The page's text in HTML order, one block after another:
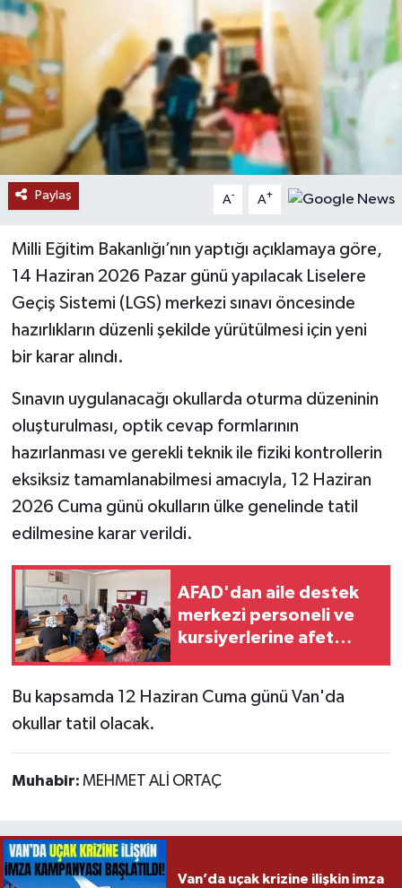
Paylaş A- A+
Milli Eğitim Bakanlığı’nın yaptığı açıklamaya göre,
14 Haziran 2026 Pazar günü yapılacak Liselere
Geçiş Sistemi (LGS) merkezi sınavı öncesinde
hazırlıkların düzenli şekilde yürütülmesi için yeni
bir karar alındı.
Sınavın uygulanacağı okullarda oturma düzeninin
oluşturulması, optik cevap formlarının
hazırlanması ve gerekli teknik ile fiziki kontrollerin
eksiksiz tamamlanabilmesi amacıyla, 12 Haziran
2026 Cuma günü okulların ülke genelinde tatil
edilmesine karar verildi.
AFAD'dan aile destek
merkezi personeli ve
kursiyerlerine afet
Bu kapsamda 12 Haziran Cuma günü Van'da
okullar tatil olacak.
Muhabir: MEHMET ALİ ORTAÇ
Van’da uçak krizine ilişkin imza